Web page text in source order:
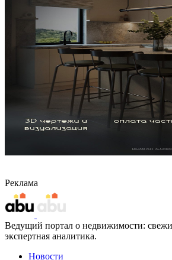
Реклама
Ведущий портал о недвижимости:
экспертная аналитика.
Новости